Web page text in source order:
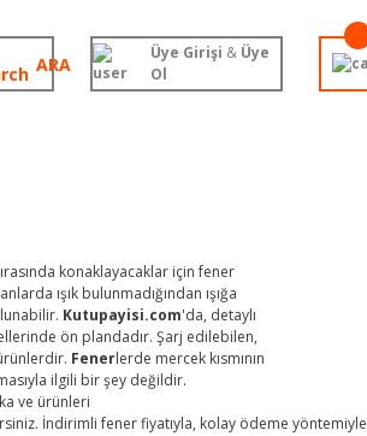
ARA Üye Girişi &Üye
Ol
konaklayacaklar için fener
ışık bulunmadığından ışığa
Kutupayisi.com'da, detaylı
ön plandadır. Şarj edilebilen,
Fenerlerde mercek kısmının
ilgili bir şey değildir.
ve ürünleri
İndirimli fener fiyatıyla, kolay ödeme yöntemiyle